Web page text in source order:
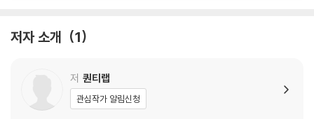
1.6 포트폴리오 평가
▣ 02장: 배경 이론 2 - 딥러닝이란?
2.1 딥러닝 개요
저자 소개 1
저 퀀티랩
관심작가 알림신청